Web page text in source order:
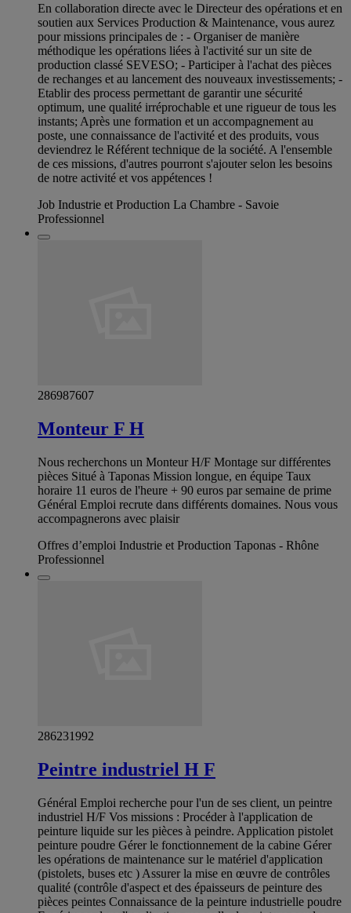
En collaboration directe avec le Directeur des opérations et en
soutien aux Services Production & Maintenance, vous aurez
pour missions principales de : - Organiser de manière
méthodique les opérations liées à l'activité sur un site de
production classé SEVESO; - Participer à l'achat des pièces
de rechanges et au lancement des nouveaux investissements; -
Etablir des process permettant de garantir une sécurité
optimum, une qualité irréprochable et une rigueur de tous les
instants; Après une formation et un accompagnement au
poste, une connaissance de l'activité et des produits, vous
deviendrez le Référent technique de la société. A l'ensemble
de ces missions, d'autres pourront s'ajouter selon les besoins
de notre activité et vos appétences !
Job Industrie et Production La Chambre - Savoie
Professionnel
286987607
Monteur F H
Nous recherchons un Monteur H/F ‍Montage sur différentes
pièces Situé à Taponas Mission longue, en équipe Taux
horaire 11 euros de l'heure + 90 euros par semaine de prime
Général Emploi recrute dans différents domaines. Nous vous
accompagnerons avec plaisir
Offres d’emploi Industrie et Production Taponas - Rhône
Professionnel
286231992
Peintre industriel H F
Général Emploi recherche pour l'un de ses client, un peintre
industriel H/F Vos missions : Procéder à l'application de
peinture liquide sur les pièces à peindre. Application pistolet
peinture poudre Gérer le fonctionnement de la cabine Gérer
les opérations de maintenance sur le matériel d'application
(pistolets, buses etc ) Assurer la mise en œuvre de contrôles
qualité (contrôle d'aspect et des épaisseurs de peinture des
pièces peintes Connaissance de la peinture industrielle poudre